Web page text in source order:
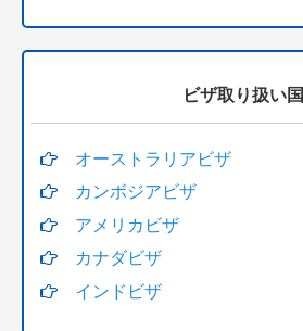
ビザ取り扱い国
オーストラリアビザ
カンボジアビザ
アメリカビザ
カナダビザ
インドビザ